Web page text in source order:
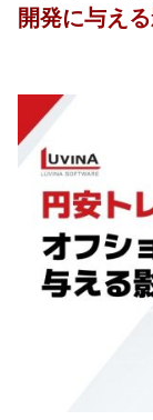
開発に与え